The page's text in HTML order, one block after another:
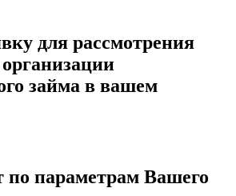
для рассмотрения
займа в вашем
по параметрам Вашего